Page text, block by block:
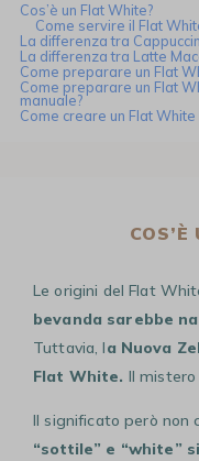
Cos’è un Flat White?
Come servire il Flat
La differenza tra
La differenza tra Latte
Come preparare un Flat
Come preparare un Flat
manuale?
Come creare un Flat
COS’È
Le origini del Flat
bevanda sarebbe
Tuttavia, la Nuova
Flat White. Il mistero
Il significato però non
“sottile” e “white”